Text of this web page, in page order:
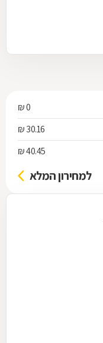
0 ₪
30.16 ₪
40.45 ₪
למחירון המלא